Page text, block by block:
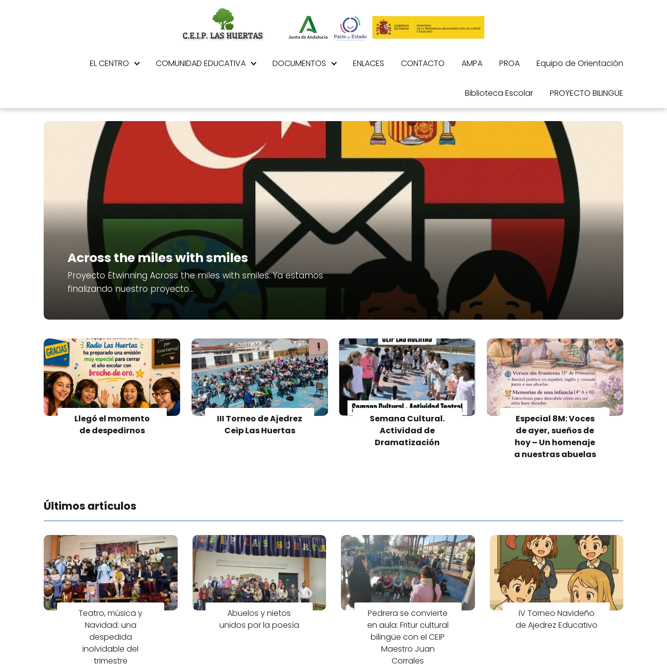
EL CENTRO COMUNIDAD EDUCATIVA DOCUMENTOS ENLACES CONTACTO AMPA PROA Equipo de Orientación
Biblioteca Escolar PROYECTO BILINGÜE
Across the miles with smiles
Proyecto Etwinning Across the miles with smiles. Ya estamos
finalizando nuestro proyecto…
Llegó el momento
de despedirnos
III Torneo de Ajedrez
Ceip Las Huertas
Semana Cultural.
Actividad de
Dramatización
Especial 8M: Voces
de ayer, sueños de
hoy – Un homenaje
a nuestras abuelas
Últimos artículos
Teatro, música y
Navidad: una
despedida
inolvidable del
trimestre
Abuelos y nietos
unidos por la poesía
Pedrera se convierte
en aula: Fritur cultural
bilingüe con el CEIP
Maestro Juan
Corrales
IV Torneo Navideño
de Ajedrez Educativo